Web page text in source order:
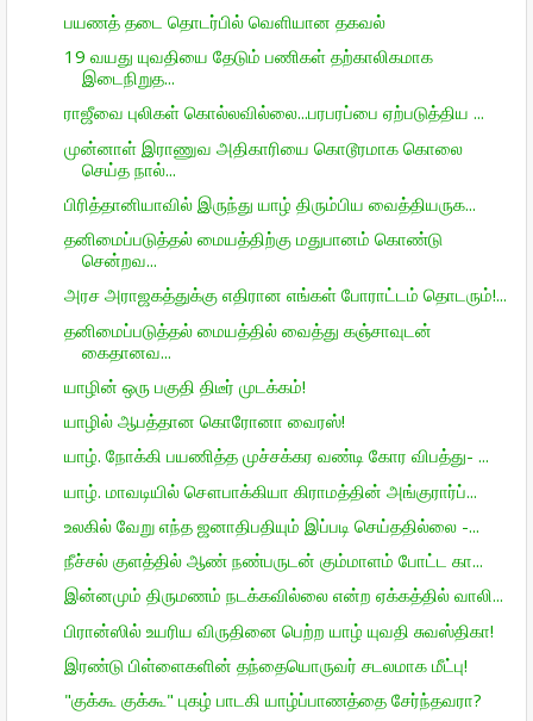
பயணத் தடை தொடர்பில் வெளியான தகவல்
19 வயது யுவதியை தேடும் பணிகள் தற்காலிகமாக
இடைநிறுத...
ராஜீவை புலிகள் கொல்லவில்லை...பரபரப்பை ஏற்படுத்திய ...
முன்னாள் இராணுவ அதிகாரியை கொடூரமாக கொலை
செய்த நால்...
பிரித்தானியாவில் இருந்து யாழ் திரும்பிய வைத்தியருக...
தனிமைப்படுத்தல் மையத்திற்கு மதுபானம் கொண்டு
சென்றவ...
அரச அராஜகத்துக்கு எதிரான எங்கள் போராட்டம் தொடரும்!...
தனிமைப்படுத்தல் மையத்தில் வைத்து கஞ்சாவுடன்
கைதானவ...
யாழின் ஒரு பகுதி திடீர் முடக்கம்!
யாழில் ஆபத்தான கொரோனா வைரஸ்!
யாழ். நோக்கி பயணித்த முச்சக்கர வண்டி கோர விபத்து- ...
யாழ். மாவடியில் சௌபாக்கியா கிராமத்தின் அங்குரார்ப்...
உலகில் வேறு எந்த ஜனாதிபதியும் இப்படி செய்ததில்லை -...
நீச்சல் குளத்தில் ஆண் நண்பருடன் கும்மாளம் போட்ட கா...
இன்னமும் திருமணம் நடக்கவில்லை என்ற ஏக்கத்தில் வாலி...
பிரான்ஸில் உயரிய விருதினை பெற்ற யாழ் யுவதி சுவஸ்திகா!
இரண்டு பிள்ளைகளின் தந்தையொருவர் சடலமாக மீட்பு!
"குக்கூ குக்கூ" புகழ் பாடகி யாழ்ப்பாணத்தை சேர்ந்தவரா?